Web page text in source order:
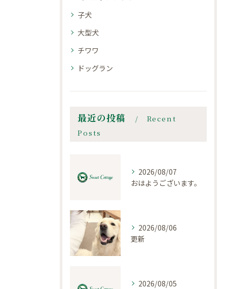
子犬
大型犬
チワワ
ドッグラン
最近の投稿
Recent
Posts
2026/08/07
おはようございます。
2026/08/06
更新
2026/08/05